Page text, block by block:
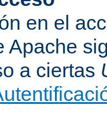
en el
Apache
a ciertas